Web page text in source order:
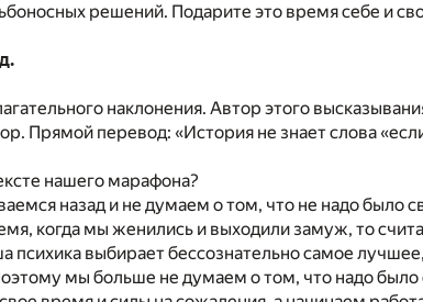
решений. Подарите это время себе и
наклонения. Автор этого
Прямой перевод: «История не знает слова
нашего марафона?
назад и не думаем о том, что не надо было
когда мы женились и выходили замуж, то
психика выбирает бессознательно самое
мы больше не думаем о том, что надо было